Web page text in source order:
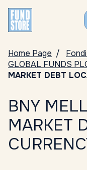
Home Page
GLOBAL FUNDS
MARKET DEBT
BNY
MARKET